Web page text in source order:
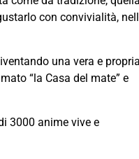
con convivialità,
una vera e propria
“la Casa del mate” e
3000 anime vive e